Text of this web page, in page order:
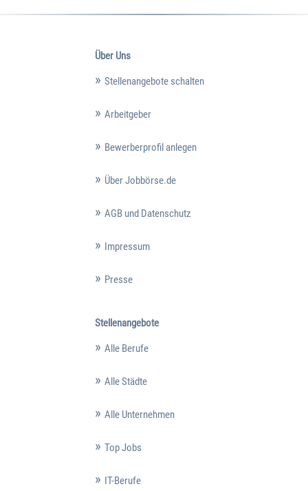
Über Uns
Stellenangebote schalten
Arbeitgeber
Bewerberprofil anlegen
Über Jobbörse.de
AGB und Datenschutz
Impressum
Presse
Stellenangebote
Alle Berufe
Alle Städte
Alle Unternehmen
Top Jobs
IT-Berufe